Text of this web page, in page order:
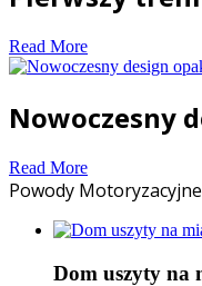
Read More
Nowoczesny
Read More
Powody Motoryzacyjne
Dom uszyty na